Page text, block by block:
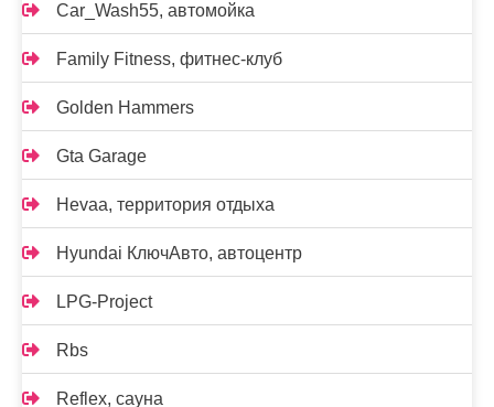
Car_Wash55, автомойка
Family Fitness, фитнес-клуб
Golden Hammers
Gta Garage
Hevaa, территория отдыха
Hyundai КлючАвто, автоцентр
LPG-Project
Rbs
Reflex, сауна